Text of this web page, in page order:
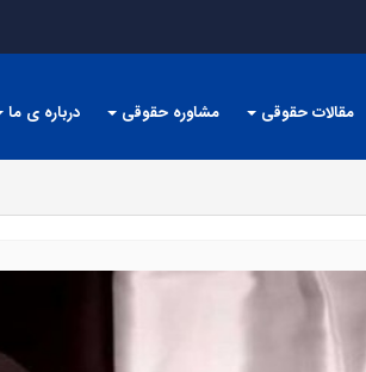
مقالات حقوقی مشاوره حقوقی درباره ی ما